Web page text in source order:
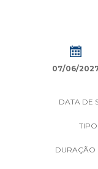
07/06/
DATA DE